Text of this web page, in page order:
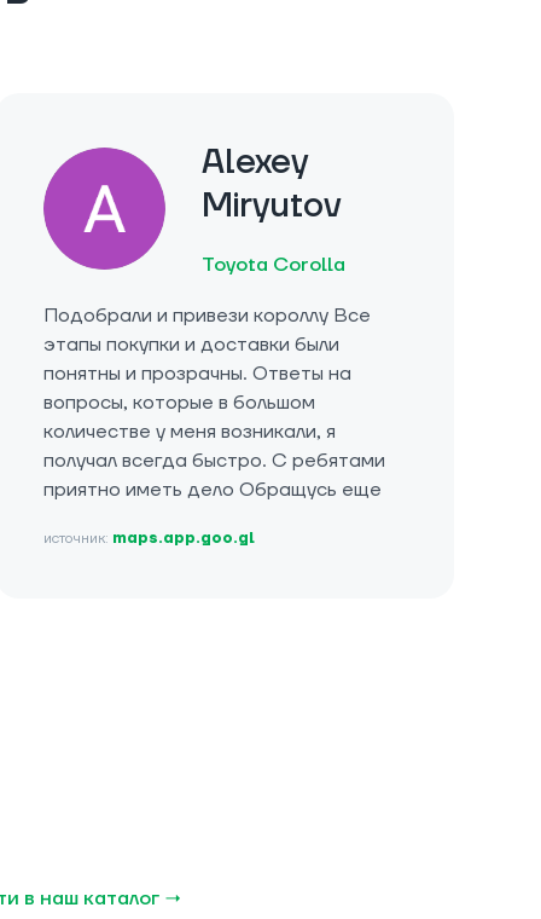
Alexey
Miryutov
Toyota Corolla
Подобрали и привези короллу Все
этапы покупки и доставки были
понятны и прозрачны. Ответы на
вопросы, которые в большом
количестве у меня возникали, я
получал всегда быстро. С ребятами
приятно иметь дело Обращусь еще
источник: maps.app.goo.gl
в наш каталог →